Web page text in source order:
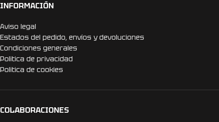
INFORMACIÓN
Aviso legal
Estados del pedido, envíos y devoluciones
Condiciones generales
Politica de privacidad
Politica de cookies
COLABORACIONES